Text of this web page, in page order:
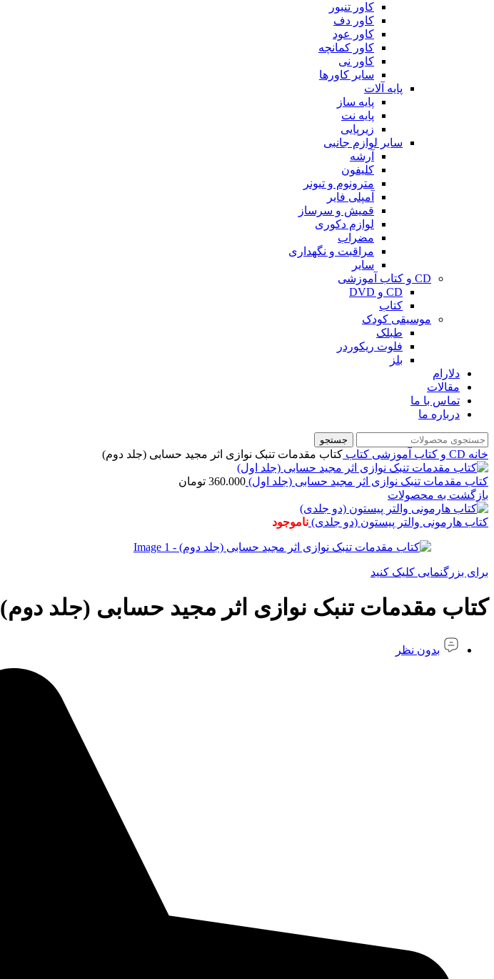
کاور تنبور
کاور دف
کاور عود
کاور کمانچه
کاور نی
سایر کاورها
پایه آلات
پایه ساز
پایه نت
زیرپایی
سایر لوازم جانبی
آرشه
کلیفون
مترونوم و تیونر
آمپلی فایر
قمیش و سرساز
لوازم دکوری
مضراب
مراقبت و نگهداری
سایر
CD و کتاب آموزشی
CD و DVD
کتاب
موسیقی کودک
طبلک
فلوت ریکوردر
بلز
دلارام
مقالات
تماس با ما
درباره ما
جستجو
خانه CD و کتاب آموزشی کتاب کتاب مقدمات تنبک نوازی اثر مجید حسابی (جلد دوم)
کتاب مقدمات تنبک نوازی اثر مجید حسابی (جلد اول) 360.000 تومان
بازگشت به محصولات
کتاب هارمونی والتر پیستون (دو جلدی) ناموجود
برای بزرگنمایی کلیک کنید
کتاب مقدمات تنبک نوازی اثر مجید حسابی (جلد دوم)
بدون نظر